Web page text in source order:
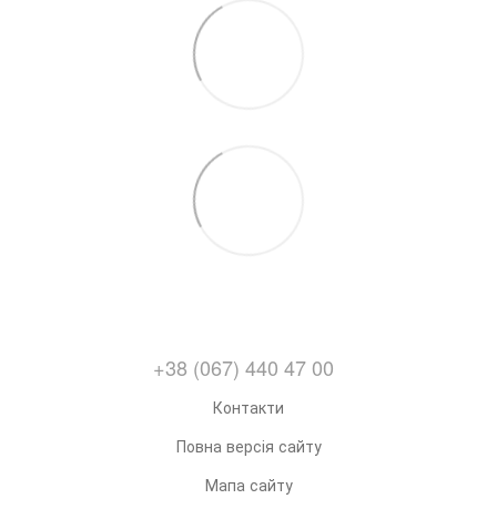
+38 (067) 440 47 00
Контакти
Повна версія сайту
Мапа сайту